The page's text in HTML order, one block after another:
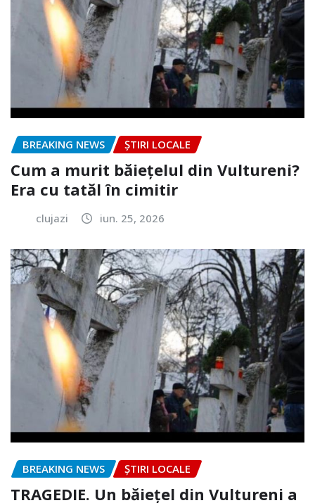
BREAKING NEWS ȘTIRI LOCALE
Cum a murit băiețelul din Vultureni?
Era cu tatăl în cimitir
clujazi iun. 25, 2026
BREAKING NEWS ȘTIRI LOCALE
TRAGEDIE. Un băiețel din Vultureni a